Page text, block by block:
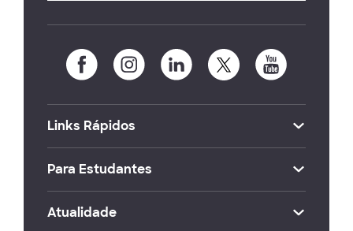
Links Rápidos
Para Estudantes
Atualidade